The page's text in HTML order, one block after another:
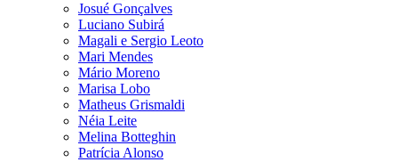
Josué Gonçalves
Luciano Subirá
Magali e Sergio Leoto
Mari Mendes
Mário Moreno
Marisa Lobo
Matheus Grismaldi
Néia Leite
Melina Botteghin
Patrícia Alonso